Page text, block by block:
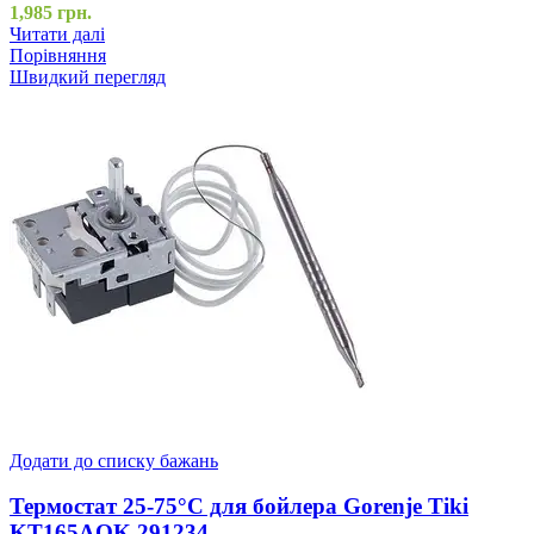
1,985 грн.
Читати далі
Порівняння
Швидкий перегляд
Додати до списку бажань
Термостат 25-75°C для бойлера Gorenje Tiki